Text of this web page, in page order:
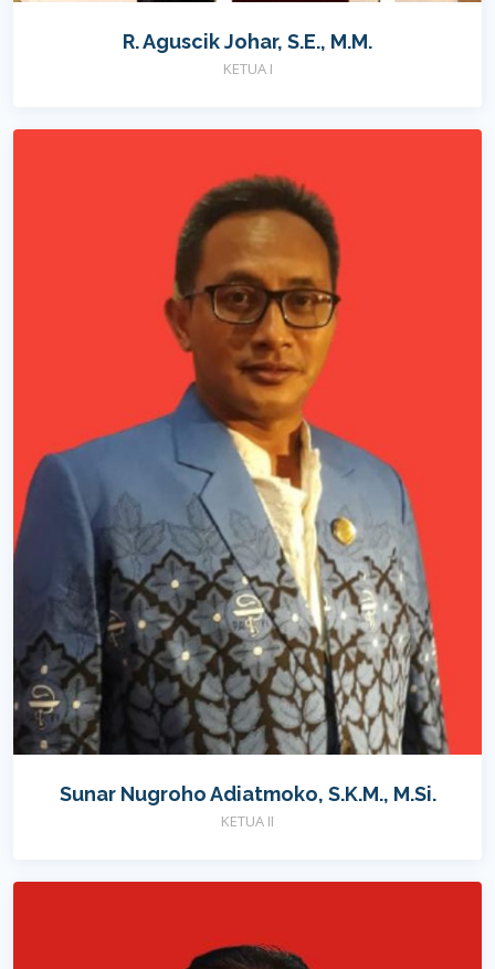
R. Aguscik Johar, S.E., M.M.
KETUA I
Sunar Nugroho Adiatmoko, S.K.M., M.Si.
KETUA II